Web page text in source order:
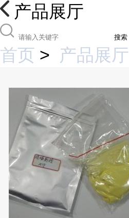
产品展厅
搜索
首页 > 产品展厅